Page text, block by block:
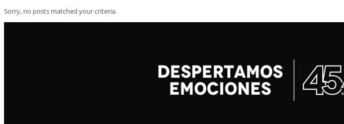
Sorry, no posts matched your criteria.